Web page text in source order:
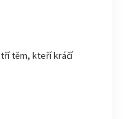
těm, kteří kráčí